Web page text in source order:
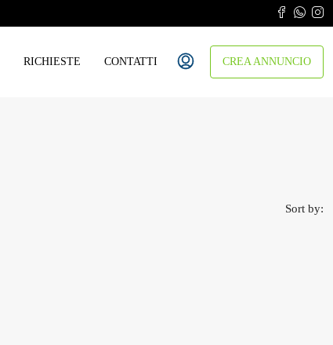
RICHIESTE CONTATTI CREA ANNUNCIO
Sort by: